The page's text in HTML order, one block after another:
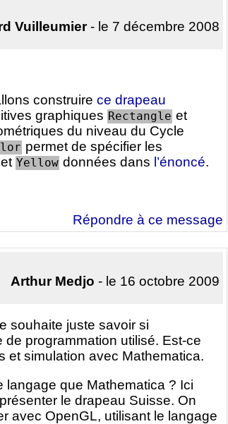
Vuilleumier- le 7 décembre 2008
construire ce drapeau
graphiques Rectangle et
du niveau du Cycle
permet de spécifier les
et Yellow données dans l’énoncé.
Répondre à ce message
Arthur Medjo - le 16 octobre 2009
souhaite juste savoir si
programmation utilisé. Est-ce
et simulation avec Mathematica.
langage que Mathematica ? Ici
le drapeau Suisse. On
avec OpenGL, utilisant le langage